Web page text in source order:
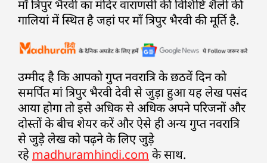
माँ त्रिपुर भैरवी का मंदिर वाराणसी की विशिष्टि शैली की
गालियां में स्थित है जहां पर माँ त्रिपुर भैरवी की मूर्ति है.
उम्मीद है कि आपको गुप्त नवरात्रि के छठवें दिन को
समर्पित मां त्रिपुर भैरवी देवी से जुड़ा हुआ यह लेख पसंद
आया होगा तो इसे अधिक से अधिक अपने परिजनों और
दोस्तों के बीच शेयर करें और ऐसे ही अन्य गुप्त नवरात्रि
से जुड़े लेख को पढ़ने के लिए जुड़े
रहे madhuramhindi.com के साथ.